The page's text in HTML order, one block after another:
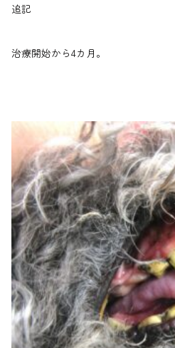
追記
治療開始から4カ月。